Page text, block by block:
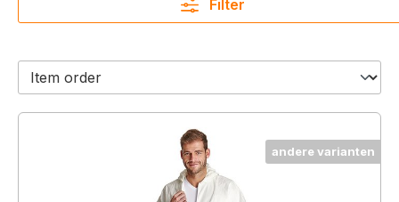
Filter
andere varianten